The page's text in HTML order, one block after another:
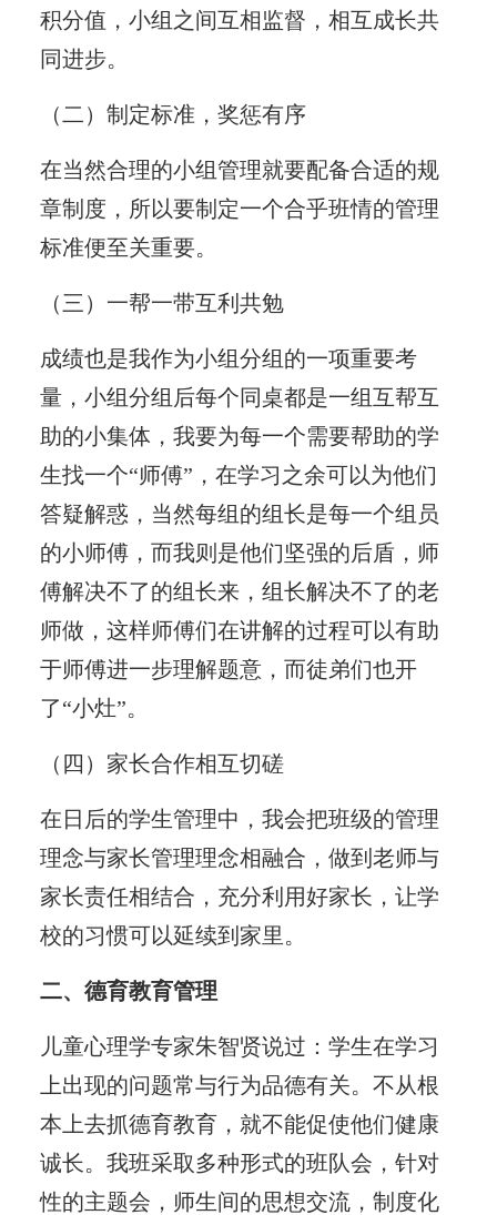
积分值，小组之间互相监督，相互成长共
同进步。
（二）制定标准，奖惩有序
在当然合理的小组管理就要配备合适的规
章制度，所以要制定一个合乎班情的管理
标准便至关重要。
（三）一帮一带互利共勉
成绩也是我作为小组分组的一项重要考
量，小组分组后每个同桌都是一组互帮互
助的小集体，我要为每一个需要帮助的学
生找一个“师傅”，在学习之余可以为他们
答疑解惑，当然每组的组长是每一个组员
的小师傅，而我则是他们坚强的后盾，师
傅解决不了的组长来，组长解决不了的老
师做，这样师傅们在讲解的过程可以有助
于师傅进一步理解题意，而徒弟们也开
了“小灶”。
（四）家长合作相互切磋
在日后的学生管理中，我会把班级的管理
理念与家长管理理念相融合，做到老师与
家长责任相结合，充分利用好家长，让学
校的习惯可以延续到家里。
二、德育教育管理
儿童心理学专家朱智贤说过：学生在学习
上出现的问题常与行为品德有关。不从根
本上去抓德育教育，就不能促使他们健康
诚长。我班采取多种形式的班队会，针对
性的主题会，师生间的思想交流，制度化